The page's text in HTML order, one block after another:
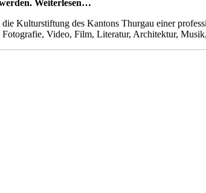
Weiterlesen…
Kulturstiftung des Kantons Thurgau einer
Video, Film, Literatur, Architektur,